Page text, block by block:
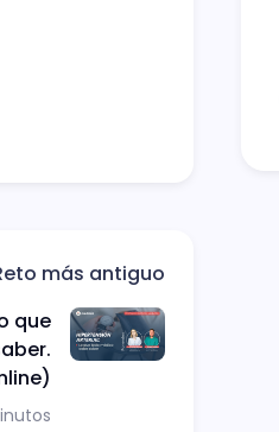
más antiguo
que